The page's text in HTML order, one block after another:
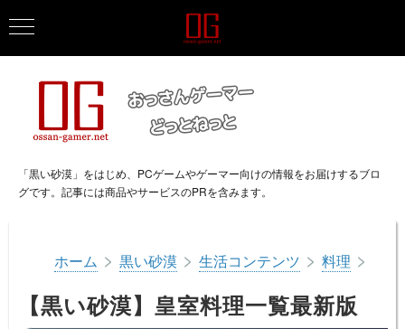
「黒い砂漠」をはじめ、PCゲームやゲーマー向けの情報をお届けするブロ
グです。記事には商品やサービスのPRを含みます。
ホーム > 黒い砂漠 > 生活コンテンツ > 料理 >
【黒い砂漠】皇室料理一覧最新版